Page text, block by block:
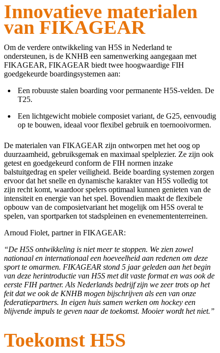
Innovatieve materialen
van FIKAGEAR
Om de verdere ontwikkeling van H5S in Nederland te
ondersteunen, is de KNHB een samenwerking aangegaan met
FIKAGEAR, FIKAGEAR biedt twee hoogwaardige FIH
goedgekeurde boardingsystemen aan:
Een robuuste stalen boarding voor permanente H5S-velden. De
T25.
Een lichtgewicht mobiele composiet variant, de G25, eenvoudig
op te bouwen, ideaal voor flexibel gebruik en toernooivormen.
De materialen van FIKAGEAR zijn ontworpen met het oog op
duurzaamheid, gebruiksgemak en maximaal spelplezier. Ze zijn ook
getest en goedgekeurd conform de FIH normen inzake
balstuitgedrag en speler veiligheid. Beide boarding systemen zorgen
ervoor dat het snelle en dynamische karakter van H5S volledig tot
zijn recht komt, waardoor spelers optimaal kunnen genieten van de
intensiteit en energie van het spel. Bovendien maakt de flexibele
opbouw van de composietvariant het mogelijk om H5S overal te
spelen, van sportparken tot stadspleinen en evenemententerreinen.
Arnoud Fiolet, partner in FIKAGEAR:
“De H5S ontwikkeling is niet meer te stoppen. We zien zowel
nationaal en internationaal een hoeveelheid aan redenen om deze
sport te omarmen. FIKAGEAR stond 5 jaar geleden aan het begin
van deze herintroductie van H5S met dit vaste format en was ook de
eerste FIH partner. Als Nederlands bedrijf zijn we zeer trots op het
feit dat we ook de KNHB mogen bijschrijven als een van onze
federatiepartners. In eigen huis samen werken om hockey een
blijvende impuls te geven naar de toekomst. Mooier wordt het niet.”
Toekomst H5S